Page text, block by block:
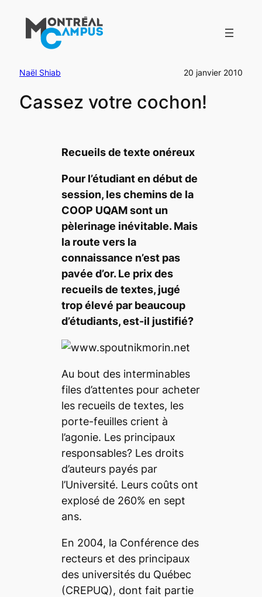
contenu
Naël Shiab 20 janvier 2010
Cassez votre cochon!
Recueils de texte onéreux
Pour l’étudiant en début de
session, les chemins de la
COOP UQAM sont un
pèlerinage inévitable. Mais
la route vers la
connaissance n’est pas
pavée d’or. Le prix des
recueils de textes, jugé
trop élevé par beaucoup
d’étudiants, est-il justifié?
Au bout des interminables
files d’attentes pour acheter
les recueils de textes, les
porte-feuilles crient à
l’agonie. Les principaux
responsables? Les droits
d’auteurs payés par
l’Université. Leurs coûts ont
explosé de 260% en sept
ans.
En 2004, la Conférence des
recteurs et des principaux
des universités du Québec
(CREPUQ), dont fait partie